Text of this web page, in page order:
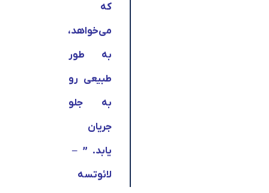
که
می‌خواهد،
به طور
طبیعی رو
به‌ جلو
جریان
یابد. ” –
لائوتسه